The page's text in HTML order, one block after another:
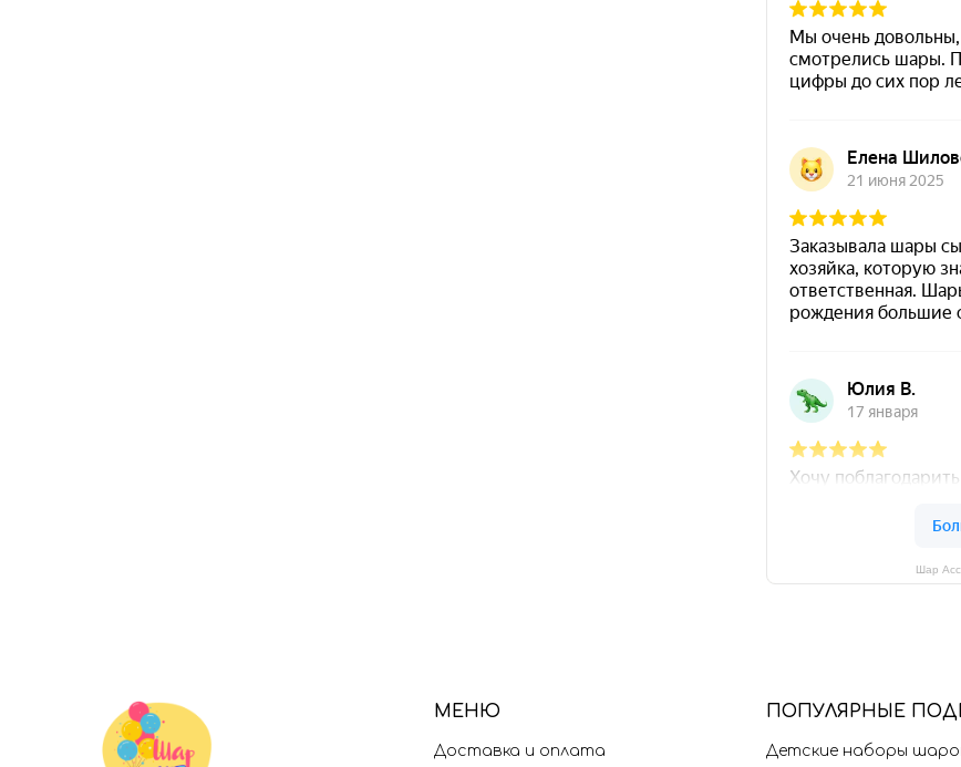
Шар
МЕНЮ
Доставка и оплата
ПОПУЛЯРНЫЕ
Детские наборы